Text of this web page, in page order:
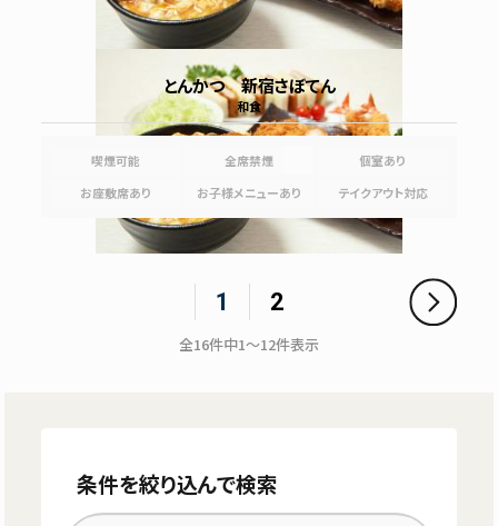
とんかつ 新宿さぼてん
和食
喫煙可能 全席禁煙
個室あり
お座敷席あり
お子様メニューあり テイクアウト対応
1 2
全16件中1～12件表示
条件を絞り込んで検索